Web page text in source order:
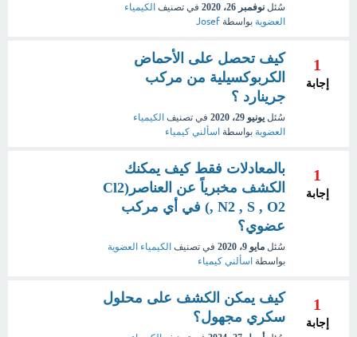
سُئل نوفمبر 26، 2020 في تصنيف الكيمياء
العضوية بواسطة Josef
1
إجابة
كيف تحصل على الأحماض
الكربوكسيلية من مركب
جرينارد ؟
سُئل يونيو 29، 2020 في تصنيف الكيمياء
العضوية بواسطة اسألني كيمياء
1
إجابة
بالمعادلات فقط كيف يمكنك
الكشف مخبرياً عن العناصر(Cl2
, N2 , S , O2) في أي مركب
عضوي؟
سُئل مايو 9، 2020 في تصنيف الكيمياء العضوية
بواسطة اسألني كيمياء
1
إجابة
كيف يمكن الكشف على محلول
سكري مجهول؟